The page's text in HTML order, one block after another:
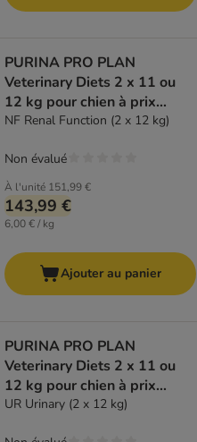
PURINA PRO PLAN
Veterinary Diets 2 x 11 ou
12 kg pour chien à prix
spécial !
NF Renal Function (2 x 12 kg)
À l'unité 151,99 €
143,99 €
6,00 € / kg
Non évalué
Ajouter au panier
PURINA PRO PLAN
Veterinary Diets 2 x 11 ou
12 kg pour chien à prix
spécial !
UR Urinary (2 x 12 kg)